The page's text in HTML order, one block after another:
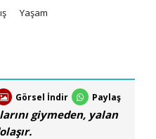
Yaşam
Görsel İndir Paylaş
giymeden, yalan